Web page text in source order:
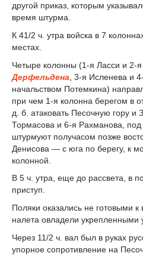
другой приказ, которым
время штурма.
К 41/2 ч. утра войска в 7
местах.
Четыре колонны (1-я Ласси и 2-
Дерфельдена , 3-я Исленева и
начальством Потемкина)
при чем 1-я колонна берегом в
д. б. атаковать Песочную гору и
Тормасова и 6-я Рахманова,
штурмуют получасом позже
Денисова — с юга по берегу, к
колонной.
В 5 ч. утра, еще до рассвета, в
приступ.
Поляки оказались не готовыми к
налета овладели укрепленными
Через 11/2 ч. вал был в руках
упорное сопротивление на